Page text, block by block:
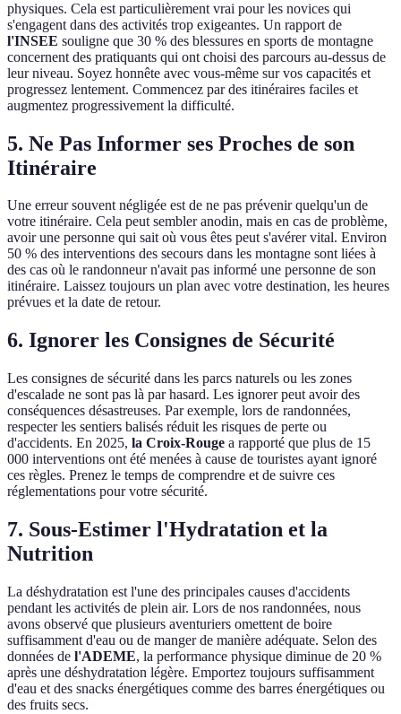
physiques. Cela est particulièrement vrai pour les novices qui
s'engagent dans des activités trop exigeantes. Un rapport de
l'INSEE souligne que 30 % des blessures en sports de montagne
concernent des pratiquants qui ont choisi des parcours au-dessus de
leur niveau. Soyez honnête avec vous-même sur vos capacités et
progressez lentement. Commencez par des itinéraires faciles et
augmentez progressivement la difficulté.
5. Ne Pas Informer ses Proches de son
Itinéraire
Une erreur souvent négligée est de ne pas prévenir quelqu'un de
votre itinéraire. Cela peut sembler anodin, mais en cas de problème,
avoir une personne qui sait où vous êtes peut s'avérer vital. Environ
50 % des interventions des secours dans les montagne sont liées à
des cas où le randonneur n'avait pas informé une personne de son
itinéraire. Laissez toujours un plan avec votre destination, les heures
prévues et la date de retour.
6. Ignorer les Consignes de Sécurité
Les consignes de sécurité dans les parcs naturels ou les zones
d'escalade ne sont pas là par hasard. Les ignorer peut avoir des
conséquences désastreuses. Par exemple, lors de randonnées,
respecter les sentiers balisés réduit les risques de perte ou
d'accidents. En 2025, la Croix-Rouge a rapporté que plus de 15
000 interventions ont été menées à cause de touristes ayant ignoré
ces règles. Prenez le temps de comprendre et de suivre ces
réglementations pour votre sécurité.
7. Sous-Estimer l'Hydratation et la
Nutrition
La déshydratation est l'une des principales causes d'accidents
pendant les activités de plein air. Lors de nos randonnées, nous
avons observé que plusieurs aventuriers omettent de boire
suffisamment d'eau ou de manger de manière adéquate. Selon des
données de l'ADEME, la performance physique diminue de 20 %
après une déshydratation légère. Emportez toujours suffisamment
d'eau et des snacks énergétiques comme des barres énergétiques ou
des fruits secs.